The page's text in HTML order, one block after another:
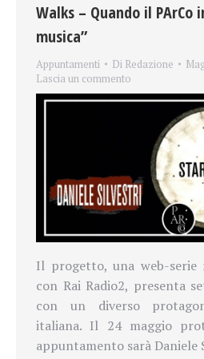
Walks – Quando il PArCo
musica”
Appuntamenti Di Redazione
Lascia un commento
Il progetto, una web-
con Rai Radio2, presenta
con un diverso
italiana. Il 24 maggio
appuntamento sarà Daniele